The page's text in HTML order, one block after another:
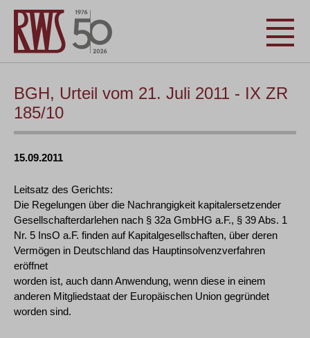
BGH, Urteil vom 21. Juli 2011 - IX ZR
185/10
15.09.2011
Leitsatz des Gerichts:
Die Regelungen über die Nachrangigkeit kapitalersetzender
Gesellschafterdarlehen nach § 32a GmbHG a.F., § 39 Abs. 1
Nr. 5 InsO a.F. finden auf Kapitalgesellschaften, über deren
Vermögen in Deutschland das Hauptinsolvenzverfahren
eröffnet
worden ist, auch dann Anwendung, wenn diese in einem
anderen Mitgliedstaat der Europäischen Union gegründet
worden sind.